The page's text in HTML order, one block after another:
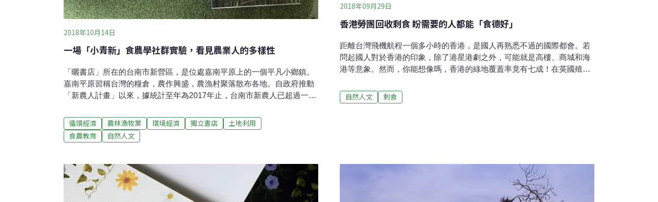
2018年10月14日
一場「小青新」食農學社群實驗，看見農業人的多樣性
「曬書店」所在的台南市新營區，是位處嘉南平原上的一個平凡小鄉鎮。
嘉南平原習稱台灣的糧倉，農作興盛，農漁村聚落散布各地。自政府推動
「新農人計畫」以來，據統計至年為2017年止，台南市新農人已超過一千
遭遇哪些生產與生活上的課題？以及有否可能在各地的「食與農」社群關
係中產生量變與質變，值得持續追蹤與關注。新近閱讀的兩本書正好提供
了可參照思考的理論觀點與實際案例。《食農社會學》集結日本十多位食
角度點出食農問題的核心，剖析工業化農業生產與市場商業邏輯如何運
作，並用農藥、畜產、廚餘垃圾為例，追溯食安危機的根源，同時反思人
類與大自然的關係，最後佐以日本的地方實踐案例，提供另類發展的可能
循環經濟 農林漁牧業 環境經濟 獨立書店
土地利用
食農教育
自然人文
2018年09月29日
香港勞團回收剩食 盼需要的人都能「食德好」
距離台灣飛機航程一個多小時的香港，是國人再熟悉不過的國際都會。若
問起國人對於香港的印象，除了港星港劇之外，可能就是高樓、商城和海
港等意象。然而，你能想像嗎，香港的綠地覆蓋率竟有七成！在英國殖民
之前，香港本土蔬菜的自給率甚至能達到30%；然而，也是在60年代，香
港做為亞洲四小龍之一，經濟發展突飛猛進；同時間，經濟產值取代戰略
天丟掉的垃圾中，卻有1/3是食物廚餘，這是極大的反諷。面對這樣的情
勢，香港的社會如何回應？金融海嘯後的食物減廢行動2009年前後，香港
自然人文 剩食